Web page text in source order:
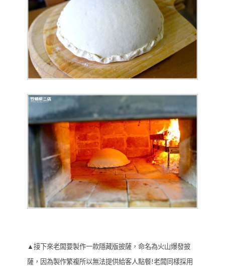
▲接下來老闆要製作一款隱藏版披薩，命名為火山爆發披
薩，因為製作繁複所以無法提供給客人點餐!老闆同樣採用